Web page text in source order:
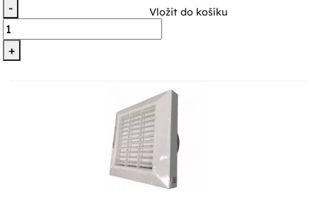
-
+
Vložit do košíku